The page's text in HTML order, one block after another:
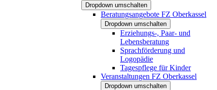
Dropdown umschalten
Beratungsangebote FZ Oberkassel
Dropdown umschalten
Erziehungs-, Paar- und
Lebensberatung
Sprachförderung und
Logopädie
Tagespflege für Kinder
Veranstaltungen FZ Oberkassel
Dropdown umschalten